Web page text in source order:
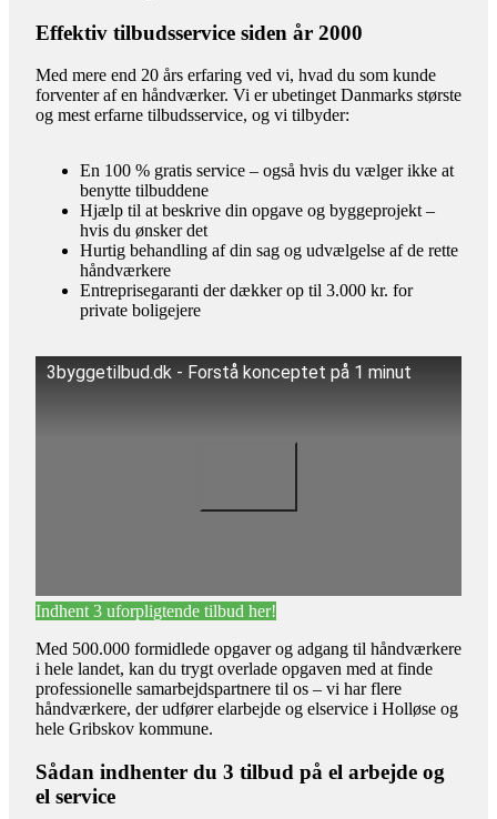
Effektiv tilbudsservice siden år 2000
Med mere end 20 års erfaring ved vi, hvad du som kunde
forventer af en håndværker. Vi er ubetinget Danmarks største
og mest erfarne tilbudsservice, og vi tilbyder:
En 100 % gratis service – også hvis du vælger ikke at
benytte tilbuddene
Hjælp til at beskrive din opgave og byggeprojekt –
hvis du ønsker det
Hurtig behandling af din sag og udvælgelse af de rette
håndværkere
Entreprisegaranti der dækker op til 3.000 kr. for
private boligejere
3byggetilbud.dk - Forstå konceptet på 1 minut
Indhent 3 uforpligtende tilbud her!
Med 500.000 formidlede opgaver og adgang til håndværkere
i hele landet, kan du trygt overlade opgaven med at finde
professionelle samarbejdspartnere til os – vi har flere
håndværkere, der udfører elarbejde og elservice i Holløse og
hele Gribskov kommune.
Sådan indhenter du 3 tilbud på el arbejde og
el service